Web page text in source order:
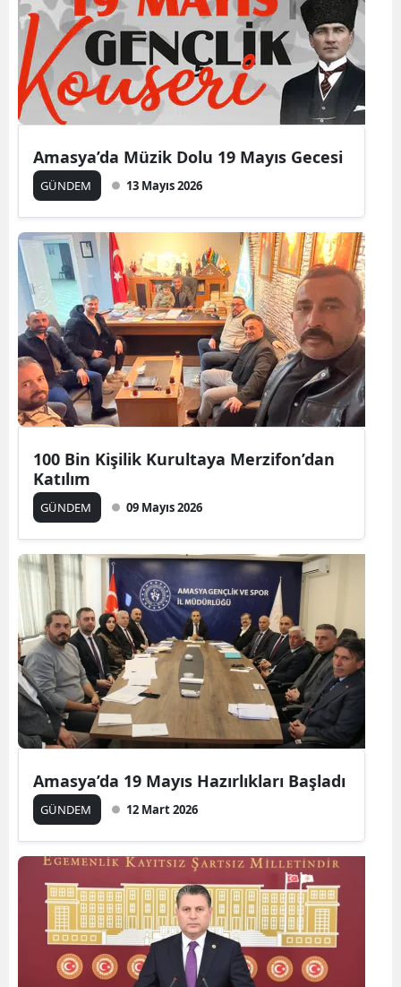
Amasya’da Müzik Dolu 19 Mayıs Gecesi
GÜNDEM 13 Mayıs 2026
100 Bin Kişilik Kurultaya Merzifon’dan
Katılım
GÜNDEM 09 Mayıs 2026
Amasya’da 19 Mayıs Hazırlıkları Başladı
GÜNDEM 12 Mart 2026